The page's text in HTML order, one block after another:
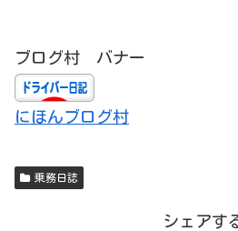
ブログ村 バナー
にほんブログ村
乗務日誌
シェアす